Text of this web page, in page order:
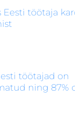
Eesti töötaja
töötajad on
ning 87%